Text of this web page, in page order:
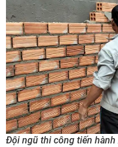
Đội ngũ thi công tiến